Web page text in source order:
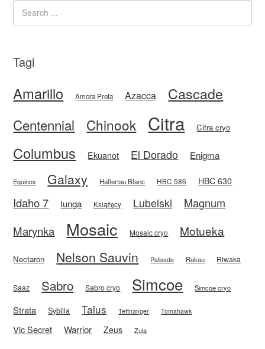
Tagi
Amarillo Amora Preta Azacca Cascade
Centennial Chinook Citra Citra cryo
Columbus Ekuanot El Dorado Enigma
Equinox Galaxy Hallertau Blanc HBC 586 HBC 630
Idaho 7 Iunga Książęcy Lubelski
Magnum
Marynka
Mosaic Mosaic cryo Motueka
Nectaron Nelson Sauvin Palisade Rakau Riwaka
Saaz Sabro Sabro cryo Simcoe Simcoe cryo
Strata Sybilla Talus Tettnanger Tomahawk
Vic Secret Warrior Zeus Zula